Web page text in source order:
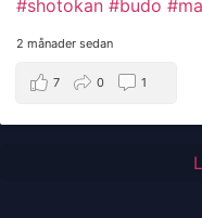
#shotokan #budo
2 månader sedan
7 0 1